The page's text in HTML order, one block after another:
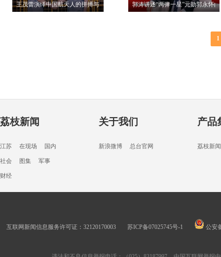
王茂蕾演绎中国航天人的拼搏与追求
郭涛讲述“两弹一星”元勋郭永怀
1
荔枝新闻
江苏 在现场 国内
社会 图集 军事
财经
关于我们
新浪微博 总台官网
产品
荔枝新闻
互联网新闻信息服务许可证：32120170003 苏ICP备07025745号-1 公安